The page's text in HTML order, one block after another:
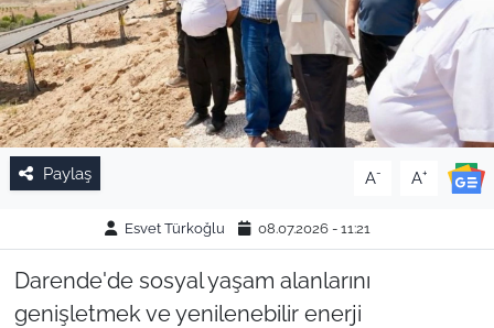
Paylaş A- A+
Esvet Türkoğlu 08.07.2026 - 11:21
Darende'de sosyal yaşam alanlarını
genişletmek ve yenilenebilir enerji